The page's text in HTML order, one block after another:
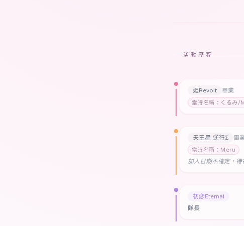
活動歷程
姫Revolt
畢業
當時名稱：くるみ/
天王星 逆行Σ
畢
當時名稱：Meru
加入日期不確定，待
初恋Eternal
隊長